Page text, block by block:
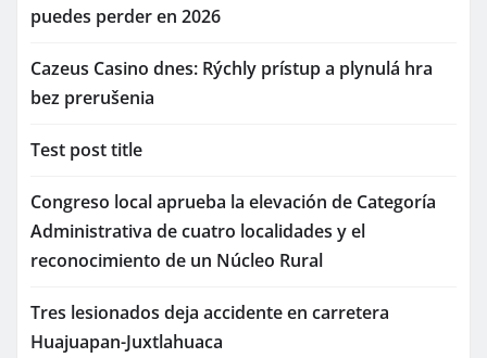
puedes perder en 2026
Cazeus Casino dnes: Rýchly prístup a plynulá hra
bez prerušenia
Test post title
Congreso local aprueba la elevación de Categoría
Administrativa de cuatro localidades y el
reconocimiento de un Núcleo Rural
Tres lesionados deja accidente en carretera
Huajuapan-Juxtlahuaca